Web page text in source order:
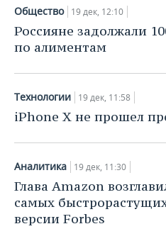
Общество 19 дек, 12:10
Россияне задолжали
по алиментам
Технологии 19 дек, 11:58
iPhone X не прошел
Аналитика 19 дек, 11:30
Глава Amazon
самых
версии Forbes